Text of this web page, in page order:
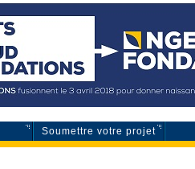
Soumettre votre projet